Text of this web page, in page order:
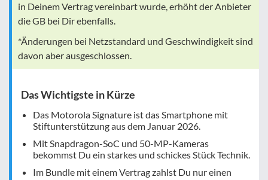
in Deinem Vertrag vereinbart wurde, erhöht der Anbieter
die GB bei Dir ebenfalls.
*Änderungen bei Netzstandard und Geschwindigkeit sind
davon aber ausgeschlossen.
Das Wichtigste in Kürze
Das Motorola Signature ist das Smartphone mit
Stiftunterstützung aus dem Januar 2026.
Mit Snapdragon-SoC und 50-MP-Kameras
bekommst Du ein starkes und schickes Stück Technik.
Im Bundle mit einem Vertrag zahlst Du nur einen